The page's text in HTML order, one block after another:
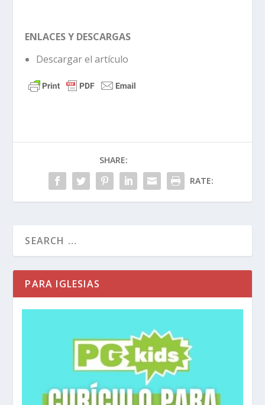
ENLACES Y DESCARGAS
Descargar el artículo
SHARE:
RATE:
PARA IGLESIAS